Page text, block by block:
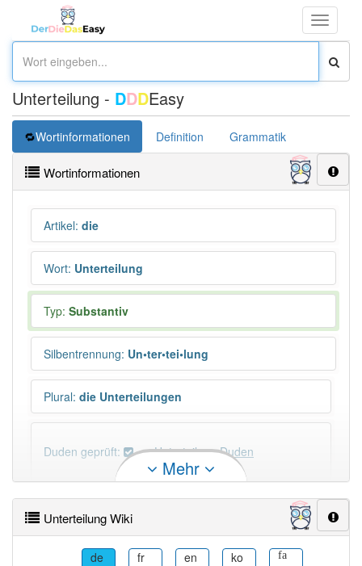
Toggle
Unterteilung - DDDEasy
Wortinformationen Definition Grammatik
Wortinformationen
Artikel: die
Wort: Unterteilung
Typ: Substantiv
Silbentrennung: Un•ter•tei•lung
Plural: die Unterteilungen
Duden geprüft: Unterteilung Duden
×
Wörter, die mit "-ung" enden, haben fast immer
Artikel:die.
Mehr
Unterteilung Wiki
de fr en ko fa